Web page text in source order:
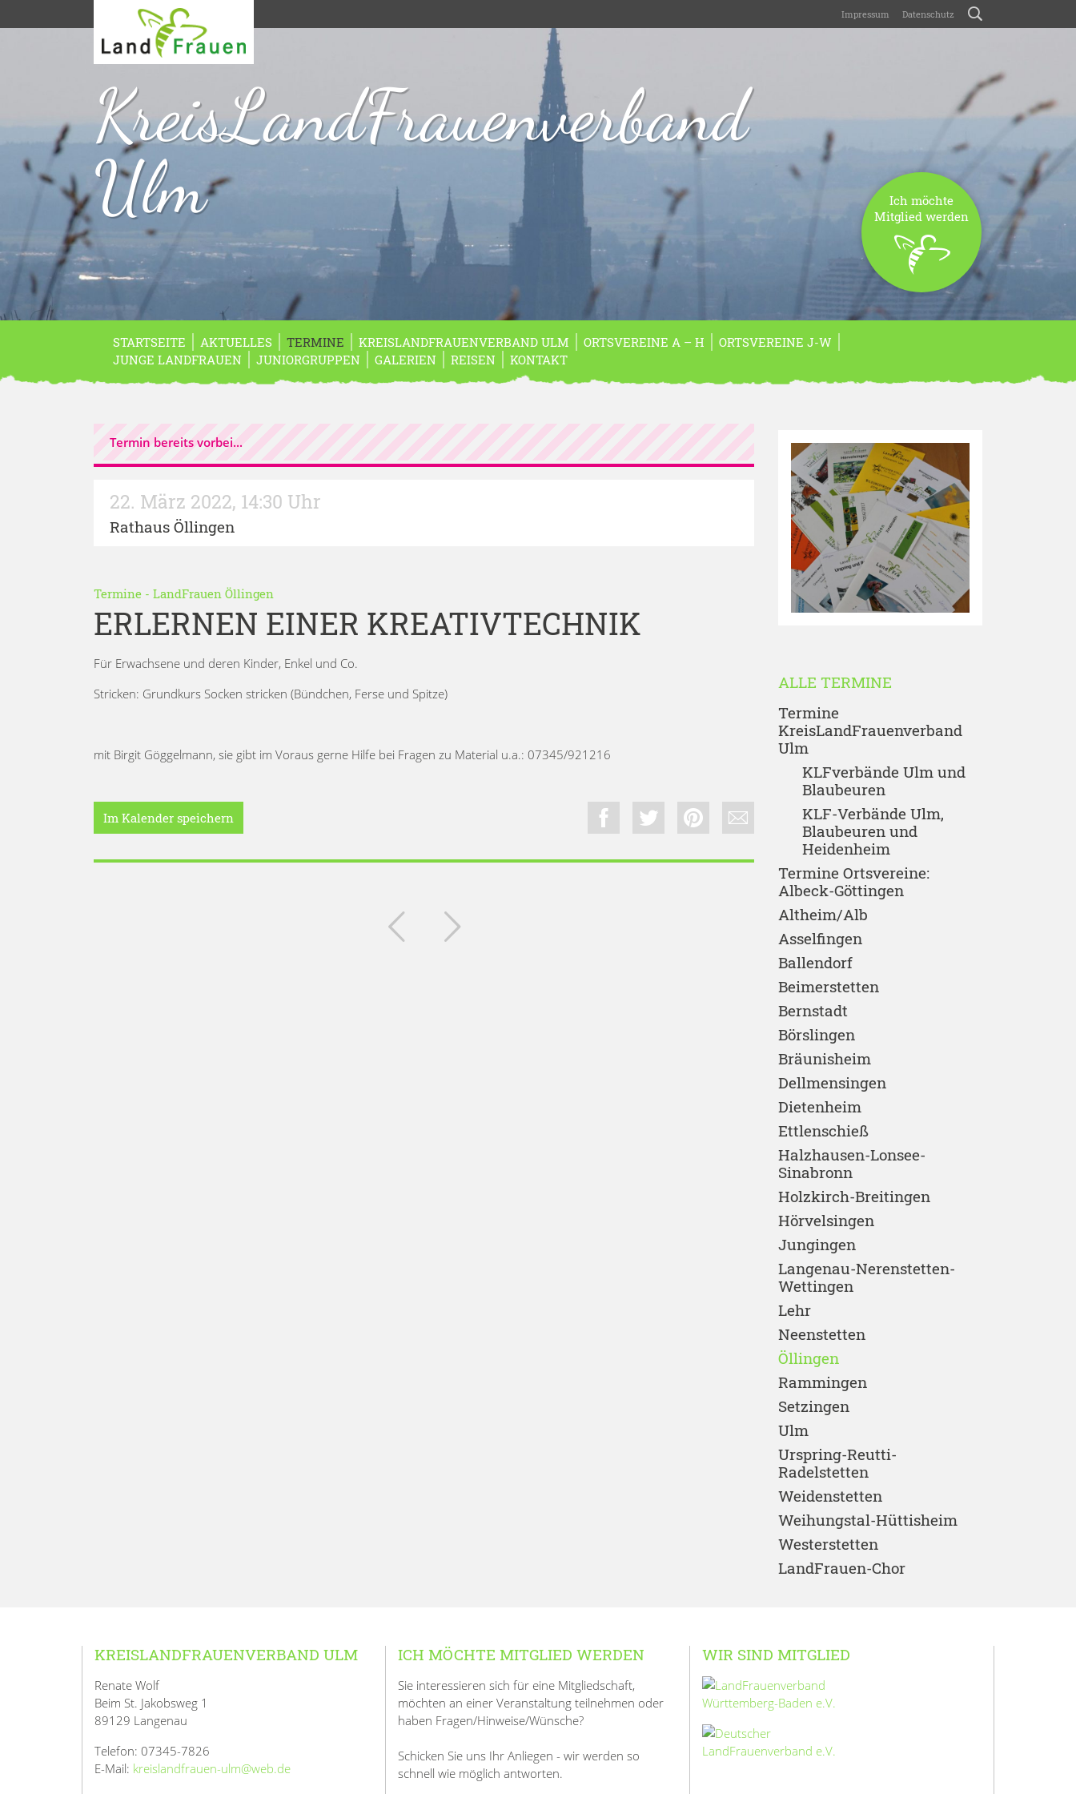
Impressum Datenschutz
KreisLandFrauenverband
Ulm
Ich möchte
Mitglied werden
STARTSEITE AKTUELLES TERMINE KREISLANDFRAUENVERBAND ULM ORTSVEREINE A – H
ORTSVEREINE J-W
JUNGE LANDFRAUEN
JUNIORGRUPPEN GALERIEN REISEN KONTAKT
Termin bereits vorbei...
22. März 2022, 14:30 Uhr
Rathaus Öllingen
Termine - LandFrauen Öllingen
ERLERNEN EINER KREATIVTECHNIK
Für Erwachsene und deren Kinder, Enkel und Co.
Stricken: Grundkurs Socken stricken (Bündchen, Ferse und Spitze)
mit Birgit Göggelmann, sie gibt im Voraus gerne Hilfe bei Fragen zu Material u.a.: 07345/921216
Im Kalender speichern
ALLE TERMINE
Termine
KreisLandFrauenverband
Ulm
KLFverbände Ulm und
Blaubeuren
KLF-Verbände Ulm,
Blaubeuren und
Heidenheim
Termine Ortsvereine:
Albeck-Göttingen
Altheim/Alb
Asselfingen
Ballendorf
Beimerstetten
Bernstadt
Börslingen
Bräunisheim
Dellmensingen
Dietenheim
Ettlenschieß
Halzhausen-Lonsee-
Sinabronn
Holzkirch-Breitingen
Hörvelsingen
Jungingen
Langenau-Nerenstetten-
Wettingen
Lehr
Neenstetten
Öllingen
Rammingen
Setzingen
Ulm
Urspring-Reutti-
Radelstetten
Weidenstetten
Weihungstal-Hüttisheim
Westerstetten
LandFrauen-Chor
KREISLANDFRAUENVERBAND ULM
Renate Wolf
Beim St. Jakobsweg 1
89129 Langenau
Telefon: 07345-7826
E-Mail: kreislandfrauen-ulm@web.de
ICH MÖCHTE MITGLIED WERDEN
Sie interessieren sich für eine Mitgliedschaft,
möchten an einer Veranstaltung teilnehmen oder
haben Fragen/Hinweise/Wünsche?
Schicken Sie uns Ihr Anliegen - wir werden so
schnell wie möglich antworten.
WIR SIND MITGLIED